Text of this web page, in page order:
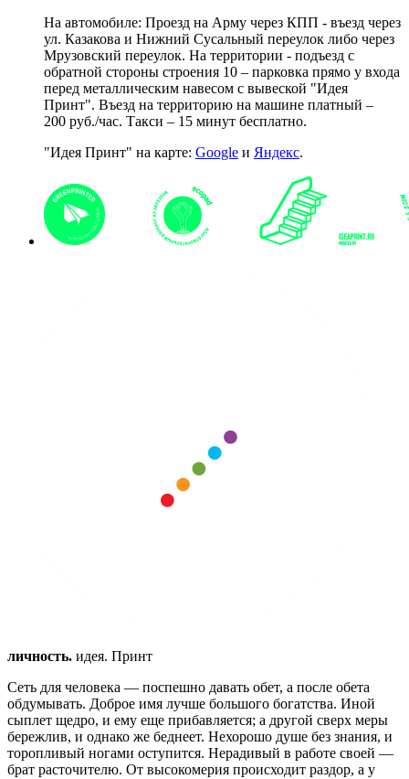
На автомобиле: Проезд на Арму через КПП - въезд через
ул. Казакова и Нижний Сусальный переулок либо через
Мрузовский переулок. На территории - подъезд с
обратной стороны строения 10 – парковка прямо у входа
перед металлическим навесом с вывеской "Идея
Принт". Въезд на территорию на машине платный –
200 руб./час. Такси – 15 минут бесплатно.
"Идея Принт" на карте: Google и Яндекс.
личность. идея. Принт
Сеть для человека — поспешно давать обет, а после обета
обдумывать. Доброе имя лучше большого богатства. Иной
сыплет щедро, и ему еще прибавляется; а другой сверх меры
бережлив, и однако же беднеет. Нехорошо душе без знания, и
торопливый ногами оступится. Нерадивый в работе своей —
брат расточителю. От высокомерия происходит раздор, а у